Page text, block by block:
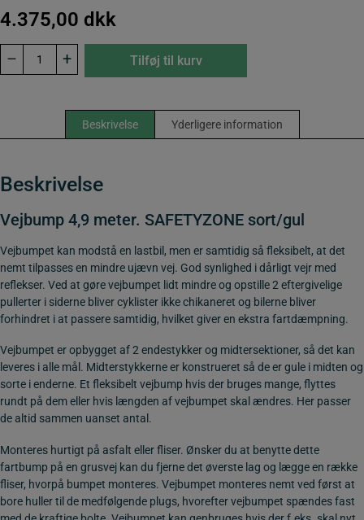
4.375,00 dkk
–
Vejbump
4,9
meter.
+ Tilføj til kurv
Beskrivelse Yderligere information
Beskrivelse
Vejbump 4,9 meter. SAFETYZONE sort/gul
Vejbumpet kan modstå en lastbil, men er samtidig så fleksibelt, at det
nemt tilpasses en mindre ujævn vej. God synlighed i dårligt vejr med
reflekser. Ved at gøre vejbumpet lidt mindre og opstille 2 eftergivelige
pullerter i siderne bliver cyklister ikke chikaneret og bilerne bliver
forhindret i at passere samtidig, hvilket giver en ekstra fartdæmpning.
Vejbumpet er opbygget af 2 endestykker og midtersektioner, så det kan
leveres i alle mål. Midterstykkerne er konstrueret så de er gule i midten og
sorte i enderne. Et fleksibelt vejbump hvis der bruges mange, flyttes
rundt på dem eller hvis længden af vejbumpet skal ændres. Her passer
de altid sammen uanset antal.
Monteres hurtigt på asfalt eller fliser. Ønsker du at benytte dette
fartbump på en grusvej kan du fjerne det øverste lag og lægge en række
fliser, hvorpå bumpet monteres. Vejbumpet monteres nemt ved først at
bore huller til de medfølgende plugs, hvorefter vejbumpet spændes fast